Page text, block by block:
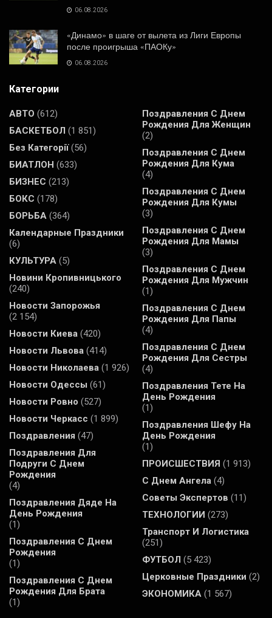
06.08.2026
«Динамо» в шаге от вылета из Лиги Европы
после проигрыша «ПАОКу»
06.08.2026
Категории
АВТО (612)
БАСКЕТБОЛ (1 851)
Без Категорії(56)
БИАТЛОН (633)
БИЗНЕС (213)
БОКС (178)
БОРЬБА (364)
Календарные Праздники
(6)
КУЛЬТУРА (5)
Новини Кропивницького
(240)
Новости Запорожья
(2 154)
Новости Киева (420)
Новости Львова (414)
Новости Николаева (1 926)
Новости Одессы (61)
Новости Ровно (527)
Новости Черкасс (1 899)
Поздравления (47)
Поздравления Для
Подруги С Днем
Рождения
(4)
Поздравления Дяде На
День Рождения
(1)
Поздравления С Днем
Рождения
(1)
Поздравления С Днем
Рождения Для Брата
(1)
Поздравления С Днем
Рождения Для Женщин
(2)
Поздравления С Днем
Рождения Для Кума
(4)
Поздравления С Днем
Рождения Для Кумы
(3)
Поздравления С Днем
Рождения Для Мамы
(3)
Поздравления С Днем
Рождения Для Мужчин
(1)
Поздравления С Днем
Рождения Для Папы
(4)
Поздравления С Днем
Рождения Для Сестры
(4)
Поздравления Тете На
День Рождения
(1)
Поздравления Шефу На
День Рождения
(1)
ПРОИСШЕСТВИЯ (1 913)
С Днем Ангела (4)
Советы Экспертов (11)
ТЕХНОЛОГИИ (273)
Транспорт И Логистика
(251)
ФУТБОЛ (5 423)
Церковные Праздники (2)
ЭКОНОМИКА (1 567)